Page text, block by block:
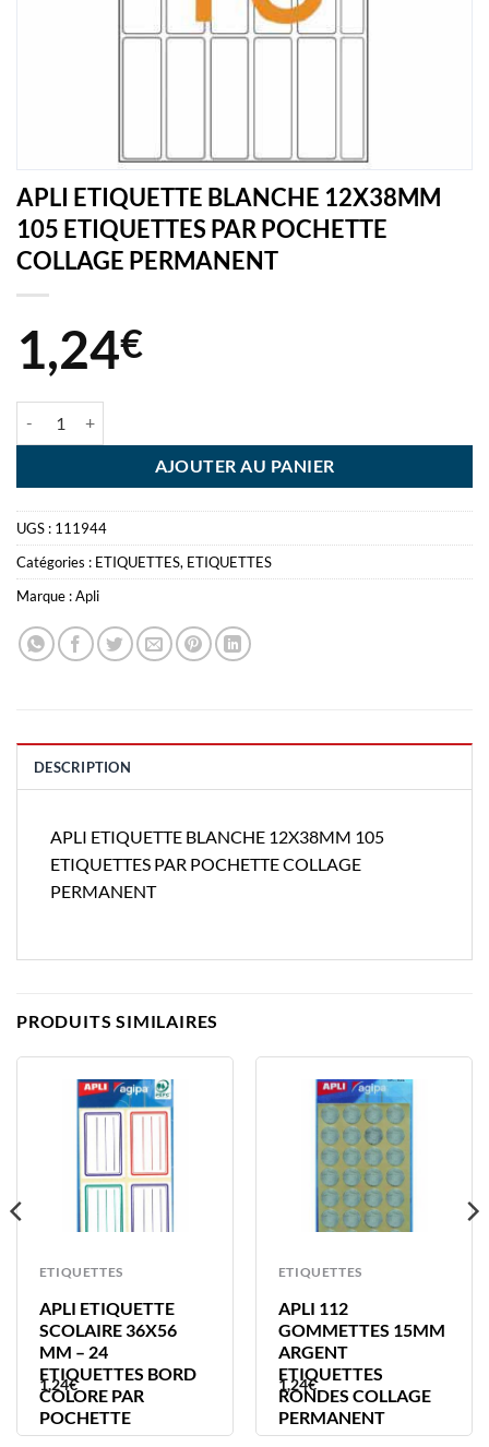
APLI ETIQUETTE BLANCHE 12X38MM
105 ETIQUETTES PAR POCHETTE
COLLAGE PERMANENT
1,24€
AJOUTER AU PANIER
UGS : 111944
Catégories : ETIQUETTES, ETIQUETTES
Marque :Apli
DESCRIPTION
APLI ETIQUETTE BLANCHE 12X38MM 105
ETIQUETTES PAR POCHETTE COLLAGE
PERMANENT
PRODUITS SIMILAIRES
ETIQUETTES
APLI ETIQUETTE
SCOLAIRE 36X56
MM – 24
ETIQUETTES BORD
COLORE PAR
POCHETTE
1,24€
ETIQUETTES
APLI 112
GOMMETTES 15MM
ARGENT
ETIQUETTES
RONDES COLLAGE
PERMANENT
1,24€